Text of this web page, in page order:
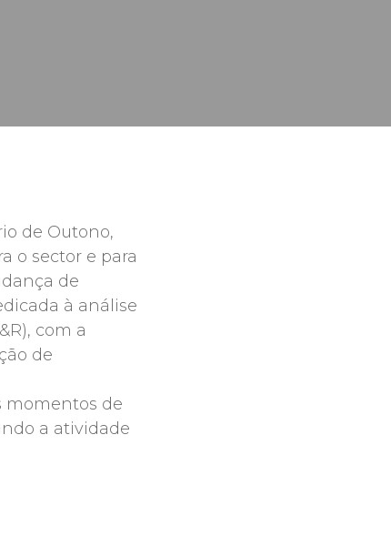
de Outono,
o sector e para
de
à análise
com a
de
momentos de
a atividade